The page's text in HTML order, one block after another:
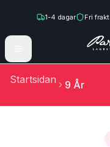
1-4 dagar Fri frakt
Startsidan 9 År